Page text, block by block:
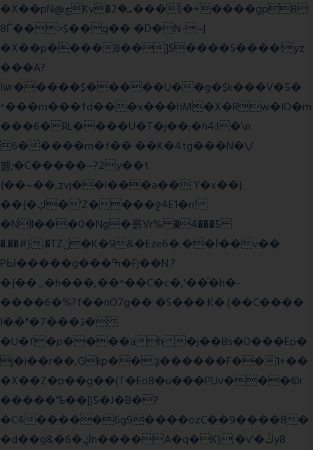
�X��pN@ڇKv�ܝ�2���Î;�+����gp8
8Ѓ��>$��g�� �D�N-~|
�X��p����8��]S����S����!yz
���A?
Iۭѡr�����$�����U��g�$k���V�5�
^���m���ߙd���x���hM�X�Rw�IO�m
���6�RL����U�T�j��;�h4:l�\n
6�����m�f�� ��K�4tg���N�\/
뷆;�C�����~?2y��t
{��~��,zvj��l���a�� Y�x��}
��{�ڮ�'Z����ջ4E1�n'
�Nll���0�Ng�륽Vr% �4���5
�.��#}.�TZݩ�K�9&�Eze6�.��ŀ��v��
PЫ�����g���ߒ�Fj��N.?
�{��_�h���,��^��C�c�,'��ͦ�h�-
����6�%?f��nO7 g�� �S���:K�.(��C����
I��"�7 ���ڎ�
�U�f�p����ah �j��Bs�D���Ep�
j�i��r��,Gkp��.ҙ������F��1+��
�X��Z�p��g��(T�Eo8�u���PUv���©r
�����"ҍ��|)5�J�B�?
�C4�����6g9����ozC��9����8�
�d��g&�6�ڮn����A�q�K}.�v'�ڭy8